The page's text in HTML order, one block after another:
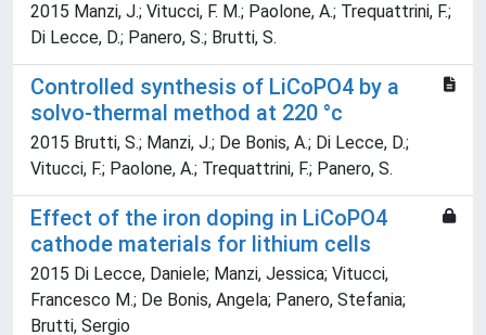
2015 Manzi, J.; Vitucci, F. M.; Paolone, A.; Trequattrini, F.;
Di Lecce, D.; Panero, S.; Brutti, S.
Controlled synthesis of LiCoPO4 by a
solvo-thermal method at 220 °c
2015 Brutti, S.; Manzi, J.; De Bonis, A.; Di Lecce, D.;
Vitucci, F.; Paolone, A.; Trequattrini, F.; Panero, S.
Effect of the iron doping in LiCoPO4
cathode materials for lithium cells
2015 Di Lecce, Daniele; Manzi, Jessica; Vitucci,
Francesco M.; De Bonis, Angela; Panero, Stefania;
Brutti, Sergio